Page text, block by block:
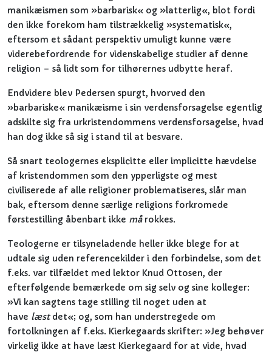
manikæismen som »barbarisk« og »latterlig«, blot fordi
den ikke forekom ham tilstrækkelig »systematisk«,
eftersom et sådant perspektiv umuligt kunne være
viderebefordrende for videnskabelige studier af denne
religion – så lidt som for tilhørernes udbytte heraf.
Endvidere blev Pedersen spurgt, hvorved den
»barbariske« manikæisme i sin verdensforsagelse egentlig
adskilte sig fra urkristendommens verdensforsagelse, hvad
han dog ikke så sig i stand til at besvare.
Så snart teologernes eksplicitte eller implicitte hævdelse
af kristendommen som den ypperligste og mest
civiliserede af alle religioner problematiseres, slår man
bak, eftersom denne særlige religions forkromede
førstestilling åbenbart ikke mårokkes.
Teologerne er tilsyneladende heller ikke blege for at
udtale sig uden referencekilder i den forbindelse, som det
f.eks. var tilfældet med lektor Knud Ottosen, der
efterfølgende bemærkede om sig selv og sine kolleger:
»Vi kan sagtens tage stilling til noget uden at
have læstdet«; og, som han understregede om
fortolkningen af f.eks. Kierkegaards skrifter: »Jeg behøver
virkelig ikke at have læst Kierkegaard for at vide, hvad